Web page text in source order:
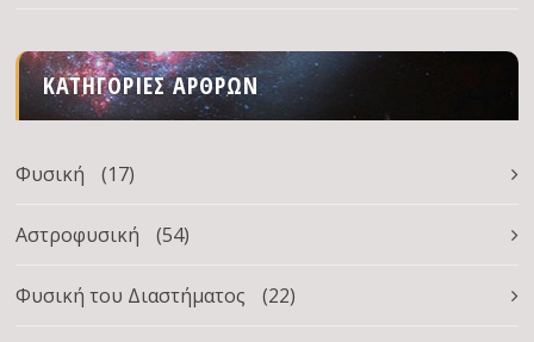
ΚΑΤΗΓΟΡΊΕΣ ΆΡΘΡΩΝ
Φυσική (17)
Αστροφυσική (54)
Φυσική του Διαστήματος (22)